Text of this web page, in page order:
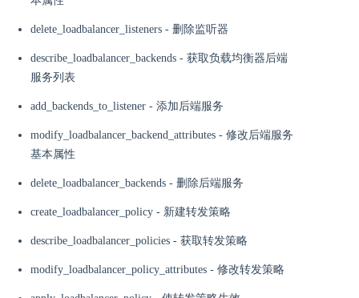
delete_loadbalancer_listeners - 删除监听器
describe_loadbalancer_backends - 获取负载均衡器后端
服务列表
add_backends_to_listener - 添加后端服务
modify_loadbalancer_backend_attributes - 修改后端服务
基本属性
delete_loadbalancer_backends - 删除后端服务
create_loadbalancer_policy - 新建转发策略
describe_loadbalancer_policies - 获取转发策略
modify_loadbalancer_policy_attributes - 修改转发策略